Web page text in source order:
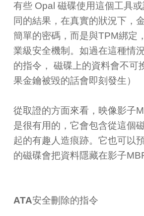
有些 Opal 磁碟使用這個工具
同的結果，在真實的狀況下，
簡單的密碼，而是與TPM綁定
業級安全機制。如過在這種情
的指令， 磁碟上的資料會不可
果金鑰被毀的話會即刻發生）
從取證的方面來看，映像影子
是很有用的，它會包含從這個
起的有趣人造痕跡。它也可以
的磁碟會把資料隱藏在影子
ATA安全刪除的指令